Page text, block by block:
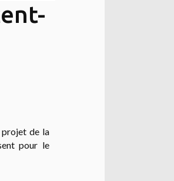
projet de la
pour le